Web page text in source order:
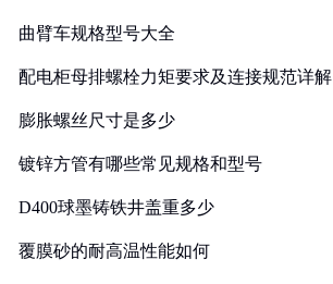
曲臂车规格型号大全
配电柜母排螺栓力矩要求及连接规范详解
膨胀螺丝尺寸是多少
镀锌方管有哪些常见规格和型号
D400球墨铸铁井盖重多少
覆膜砂的耐高温性能如何